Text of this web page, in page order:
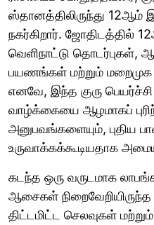
ஸ்தானத்திலிருந்து 12ஆம்
நகர்கிறார். ஜோதிடத்தில்
வெளிநாட்டு தொடர்புகள்,
பயணங்கள் மற்றும் மறைமுக
எனவே, இந்த குரு பெயர்ச்சி
வாழ்க்கையை ஆழமாகப்
அனுபவங்களையும், புதிய
உருவாக்கக்கூடியதாக
கடந்த ஒரு வருடமாக
ஆசைகள் நிறைவேறியிருந்த
திட்டமிட்ட செலவுகள்